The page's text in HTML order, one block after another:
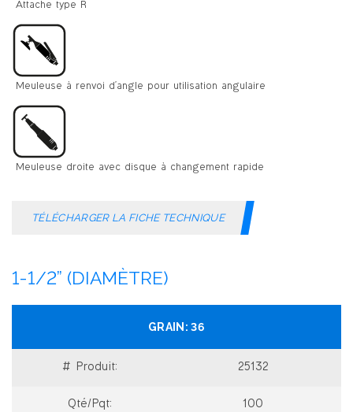
TÉLÉCHARGER LA FICHE TECHNIQUE
1-1/2” (DIAMÈTRE)
36
25132
100